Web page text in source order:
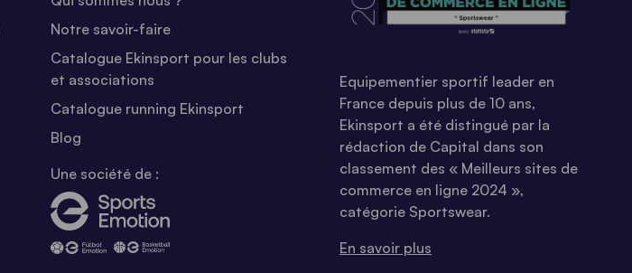
Notre savoir-faire
Catalogue Ekinsport pour les clubs
et associations
Catalogue running Ekinsport
Blog
Une société de :
Equipementier sportif leader en
France depuis plus de 10 ans,
Ekinsport a été distingué par la
rédaction de Capital dans son
classement des « Meilleurs sites de
commerce en ligne 2024 »,
catégorie Sportswear.
En savoir plus